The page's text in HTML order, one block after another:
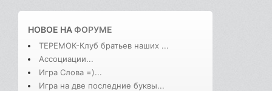
НОВОЕ НАФОРУМЕ
ТЕРЕМОК-Клуб братьев наших ...
Ассоциации...
Игра Слова =)...
Игра на две последние буквы...